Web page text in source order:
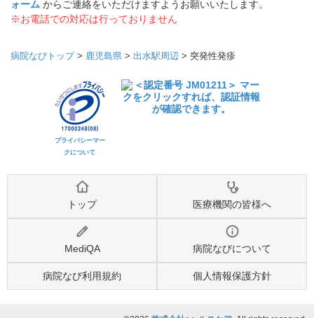
ォーム からご連絡をいただけますようお願いいたします。
※お電話での対応は行っておりません
病院なびトップ> 鹿児島県 > 出水駅周辺 > 突発性発疹
プライバシーマー
クについて
トップ 医療機関の皆様へ
MediQA 病院なびについて
病院なび利用規約 個人情報保護方針